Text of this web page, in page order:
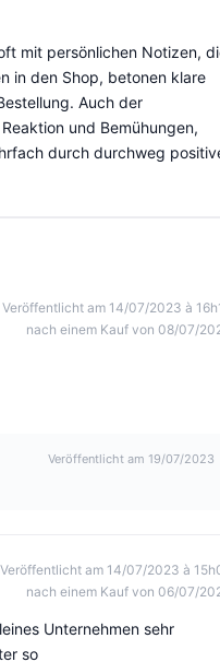
mit persönlichen Notizen,
in den Shop, betonen klare
Auch der
und Bemühungen,
durch durchweg
Veröffentlicht am 14/07/2023 à
nach einem Kauf von 08/07/
Veröffentlicht am 19/07/2023
Veröffentlicht am 14/07/2023 à
nach einem Kauf von 06/07/
Unternehmen sehr
so